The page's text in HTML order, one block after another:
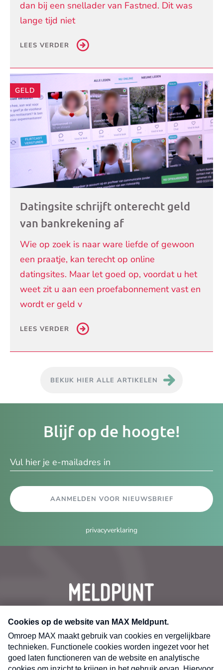
dan bij een snellader van Fastned. Dit was
lange tijd niet
LEES VERDER
GELD
Datingsite schrijft onterecht geld
van bankrekening af
Wie op zoek is naar ware liefde of gewoon
een praatje, kan terecht op online
datingsites. Maar let goed op, voordat u het
weet zit u aan een proefabonnement vast en
wordt er geld v
LEES VERDER
BEKIJK HIER ALLE ARTIKELEN
Blijf op de hoogte!
AANMELDEN VOOR NIEUWSBRIEF
privacyverklaring
CONTACT